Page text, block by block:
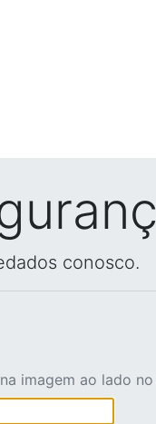
conosco.
imagem ao lado